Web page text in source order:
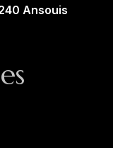
Ansouis